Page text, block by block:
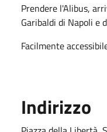
Prendere l'Alibus,
Garibaldi di Napoli e
Facilmente
Indirizzo